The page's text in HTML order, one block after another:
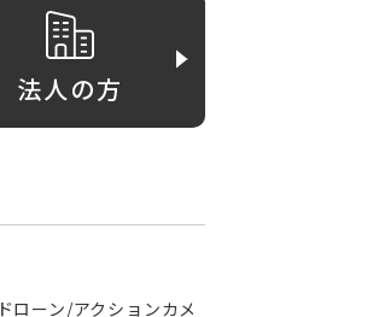
法人の方
ドローン/アクションカメ